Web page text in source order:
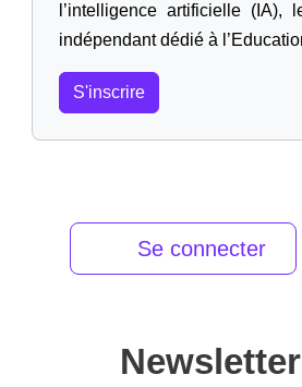
l’intelligence artificielle (IA),
indépendant dédié à
S'inscrire
Se connecter
Newsletter